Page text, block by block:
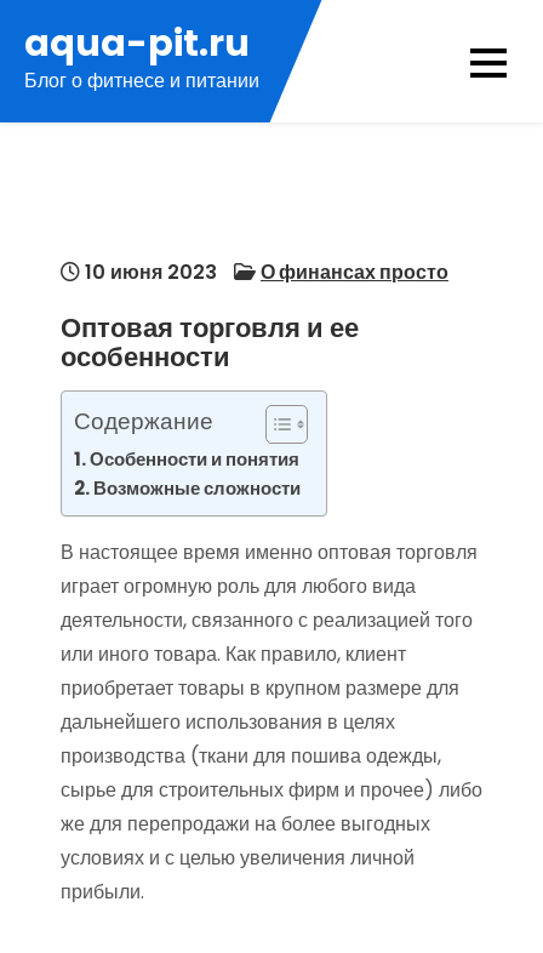
содержимому
aqua-pit.ru
Блог о фитнесе и питании
10 июня 2023 О финансах просто
Оптовая торговля и ее
особенности
Содержание
Особенности и понятия
Возможные сложности
В настоящее время именно оптовая торговля
играет огромную роль для любого вида
деятельности, связанного с реализацией того
или иного товара. Как правило, клиент
приобретает товары в крупном размере для
дальнейшего использования в целях
производства (ткани для пошива одежды,
сырье для строительных фирм и прочее) либо
же для перепродажи на более выгодных
условиях и с целью увеличения личной
прибыли.